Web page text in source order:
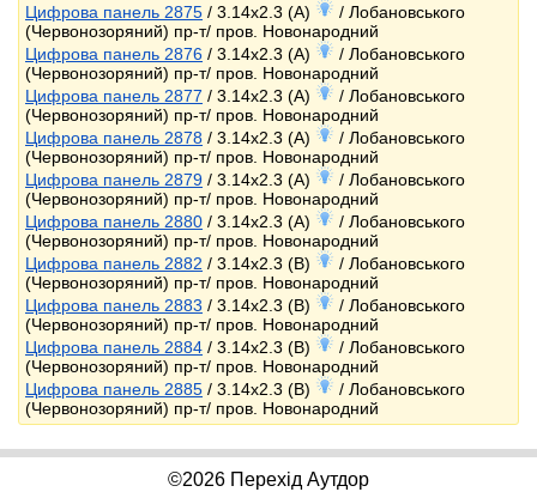
Цифрова панель 2875 / 3.14x2.3 (A)
/ Лобановського
(Червонозоряний) пр-т/ пров. Новонародний
Цифрова панель 2876 / 3.14x2.3 (A)
/ Лобановського
(Червонозоряний) пр-т/ пров. Новонародний
Цифрова панель 2877 / 3.14x2.3 (A)
/ Лобановського
(Червонозоряний) пр-т/ пров. Новонародний
Цифрова панель 2878 / 3.14x2.3 (A)
/ Лобановського
(Червонозоряний) пр-т/ пров. Новонародний
Цифрова панель 2879 / 3.14x2.3 (A)
/ Лобановського
(Червонозоряний) пр-т/ пров. Новонародний
Цифрова панель 2880 / 3.14x2.3 (A)
/ Лобановського
(Червонозоряний) пр-т/ пров. Новонародний
Цифрова панель 2882 / 3.14x2.3 (B)
/ Лобановського
(Червонозоряний) пр-т/ пров. Новонародний
Цифрова панель 2883 / 3.14x2.3 (B)
/ Лобановського
(Червонозоряний) пр-т/ пров. Новонародний
Цифрова панель 2884 / 3.14x2.3 (B)
/ Лобановського
(Червонозоряний) пр-т/ пров. Новонародний
Цифрова панель 2885 / 3.14x2.3 (B)
/ Лобановського
(Червонозоряний) пр-т/ пров. Новонародний
©2026 Перехід Аутдор